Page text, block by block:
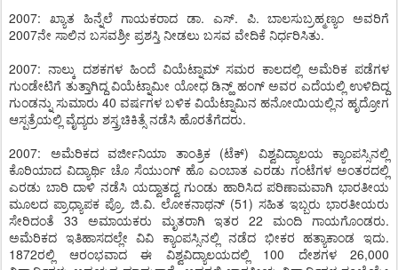
2007: ಖ್ಯಾತ ಹಿನ್ನೆಲೆ ಗಾಯಕರಾದ ಡಾ. ಎಸ್. ಪಿ. ಬಾಲಸುಬ್ರಹ್ಮಣ್ಯಂ ಅವರಿಗೆ
2007ನೇ ಸಾಲಿನ ಬಸವಶ್ರೀ ಪ್ರಶಸ್ತಿ ನೀಡಲು ಬಸವ ವೇದಿಕೆ ನಿರ್ಧರಿಸಿತು.
2007: ನಾಲ್ಕು ದಶಕಗಳ ಹಿಂದೆ ವಿಯೆಟ್ನಾಮ್ ಸಮರ ಕಾಲದಲ್ಲಿ ಅಮೆರಿಕ ಪಡೆಗಳ
ಗುಂಡೇಟಿಗೆ ತುತ್ತಾಗಿದ್ದ ವಿಯೆಟ್ನಾಮೀ ಯೋಧ ಡಿನ್ಹ್ ಹಂಗ್ ಅವರ ಎದೆಯಲ್ಲಿ ಉಳಿದಿದ್ದ
ಗುಂಡನ್ನು ಸುಮಾರು 40 ವರ್ಷಗಳ ಬಳಿಕ ವಿಯೆಟ್ನಾಮಿನ ಹನೋಯಿಯಲ್ಲಿನ ಹೃದ್ರೋಗ
ಆಸ್ಪತ್ರೆಯಲ್ಲಿ ವೈದ್ಯರು ಶಸ್ತ್ರಚಿಕಿತ್ಸೆ ನಡೆಸಿ ಹೊರತೆಗೆದರು.
2007: ಅಮೆರಿಕದ ವರ್ಜೀನಿಯಾ ತಾಂತ್ರಿಕ (ಟೆಕ್) ವಿಶ್ವವಿದ್ಯಾಲಯ ಕ್ಯಾಂಪಸ್ಸಿನಲ್ಲಿ
ಕೊರಿಯಾದ ವಿದ್ಯಾರ್ಥಿ ಚೊ ಸೆಯುಂಗ್ ಹೊ ಎಂಬಾತ ಎರಡು ಗಂಟೆಗಳ ಅಂತರದಲ್ಲಿ
ಎರಡು ಬಾರಿ ದಾಳಿ ನಡೆಸಿ ಯದ್ವಾತದ್ವ ಗುಂಡು ಹಾರಿಸಿದ ಪರಿಣಾಮವಾಗಿ ಭಾರತೀಯ
ಮೂಲದ ಪ್ರಾಧ್ಯಾಪಕ ಪ್ರೊ. ಜಿ.ವಿ. ಲೋಕನಾಥನ್ (51) ಸಹಿತ ಇಬ್ಬರು ಭಾರತೀಯರು
ಸೇರಿದಂತೆ 33 ಅಮಾಯಕರು ಮೃತರಾಗಿ ಇತರ 22 ಮಂದಿ ಗಾಯಗೊಂಡರು.
ಅಮೆರಿಕದ ಇತಿಹಾಸದಲ್ಲೇ ವಿವಿ ಕ್ಯಾಂಪಸ್ಸಿನಲ್ಲಿ ನಡೆದ ಭೀಕರ ಹತ್ಯಾಕಾಂಡ ಇದು.
1872ರಲ್ಲಿ ಆರಂಭವಾದ ಈ ವಿಶ್ವವಿದ್ಯಾಲಯದಲ್ಲಿ 100 ದೇಶಗಳ 26,000